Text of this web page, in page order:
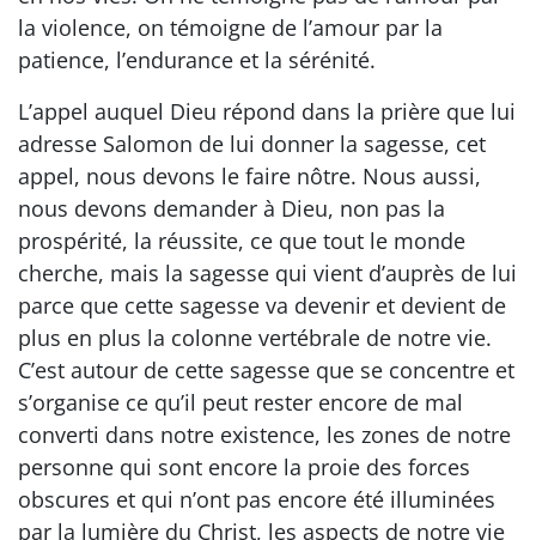
la violence, on témoigne de l’amour par la
patience, l’endurance et la sérénité.
L’appel auquel Dieu répond dans la prière que lui
adresse Salomon de lui donner la sagesse, cet
appel, nous devons le faire nôtre. Nous aussi,
nous devons demander à Dieu, non pas la
prospérité, la réussite, ce que tout le monde
cherche, mais la sagesse qui vient d’auprès de lui
parce que cette sagesse va devenir et devient de
plus en plus la colonne vertébrale de notre vie.
C’est autour de cette sagesse que se concentre et
s’organise ce qu’il peut rester encore de mal
converti dans notre existence, les zones de notre
personne qui sont encore la proie des forces
obscures et qui n’ont pas encore été illuminées
par la lumière du Christ, les aspects de notre vie